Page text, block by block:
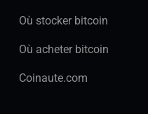
Où stocker bitcoin
Où acheter bitcoin
Coinaute.com